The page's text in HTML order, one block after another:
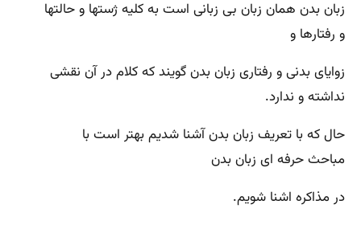
زبان بدن همان زبان بی زبانی است به کلیه ژستها و حالتها
و رفتارها و
زوایای بدنی و رفتاری زبان بدن گویند که کلام در آن نقشی
نداشته و ندارد.
حال که با تعریف زبان بدن آشنا شدیم بهتر است با
مباحث حرفه ای زبان بدن
در مذاکره اشنا شویم.